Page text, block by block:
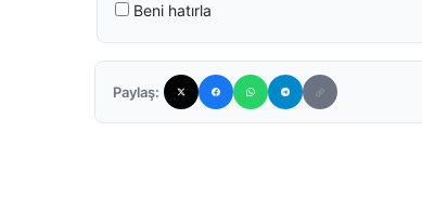
Beni hatırla
Paylaş: